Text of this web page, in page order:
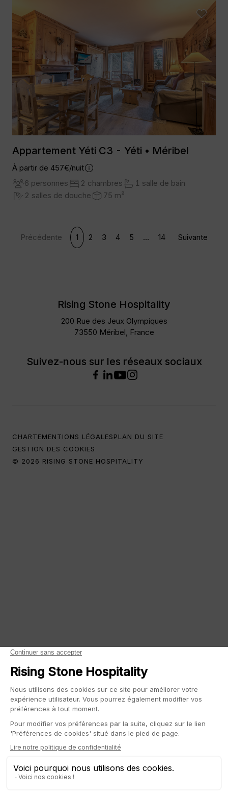
Appartement Yéti C3 - Yéti • Méribel
À partir de 457€/nuit
6 personnes
2 chambres
1 salle de bain
2 salles de douche
75 m²
Précédente 1 2 3 4 5 ... 14 Suivante
Rising Stone Hospitality
200 Rue des Jeux Olympiques
73550 Méribel, France
Suivez-nous sur les réseaux sociaux
© 2026 RISING STONE HOSPITALITY
CHARTEMENTIONS LÉGALESPLAN DU SITE
GESTION DES COOKIES